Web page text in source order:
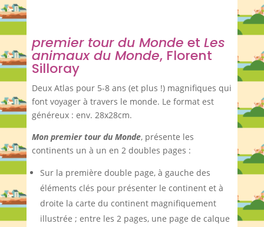
premier tour du Monde et Les
animaux du Monde, Florent
Silloray
Deux Atlas pour 5-8 ans (et plus !) magnifiques qui
font voyager à travers le monde. Le format est
généreux : env. 28x28cm.
Mon premier tour du Monde, présente les
continents un à un en 2 doubles pages :
Sur la première double page, à gauche des
éléments clés pour présenter le continent et à
droite la carte du continent magnifiquement
illustrée ; entre les 2 pages, une page de calque